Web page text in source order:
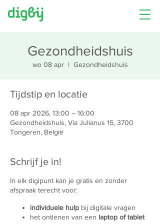
Gezondheidshuis
wo 08 apr
  |
Gezondheidshuis
Tijdstip en locatie
08 apr 2026, 13:00 – 16:00
Gezondheidshuis, Via Julianus 15, 3700
Tongeren, België
Schrijf je in!
In elk digipunt kan je gratis en zonder
afspraak terecht voor:
individuele hulp bij digitale vragen
het ontlenen van een laptop of tablet